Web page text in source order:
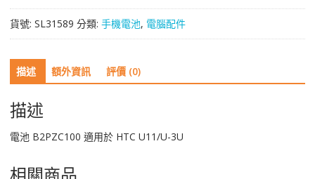
3U
數
量
貨號: SL31589 分類: 手機電池, 電腦配件
描述 額外資訊 評價 (0)
描述
電池 B2PZC100 適用於 HTC U11/U-3U
相關商品